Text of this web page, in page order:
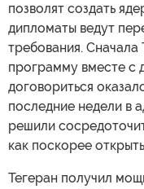
позволят создать
дипломаты ведут
требования.
программу вместе с
договориться
последние недели в
решили
как поскорее
Тегеран получил